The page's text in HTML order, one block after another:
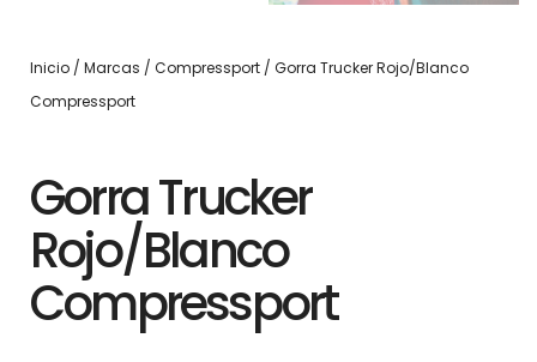
Inicio / Marcas / Compressport / Gorra Trucker Rojo/Blanco
Compressport
Gorra Trucker
Rojo/Blanco
Compressport